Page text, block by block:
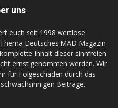
uns
euch seit 1998 wertlose
Deutsches MAD Magazin
Inhalt dieser sinnfreien
ernst genommen werden. Wir
für Folgeschäden durch das
Beiträge.